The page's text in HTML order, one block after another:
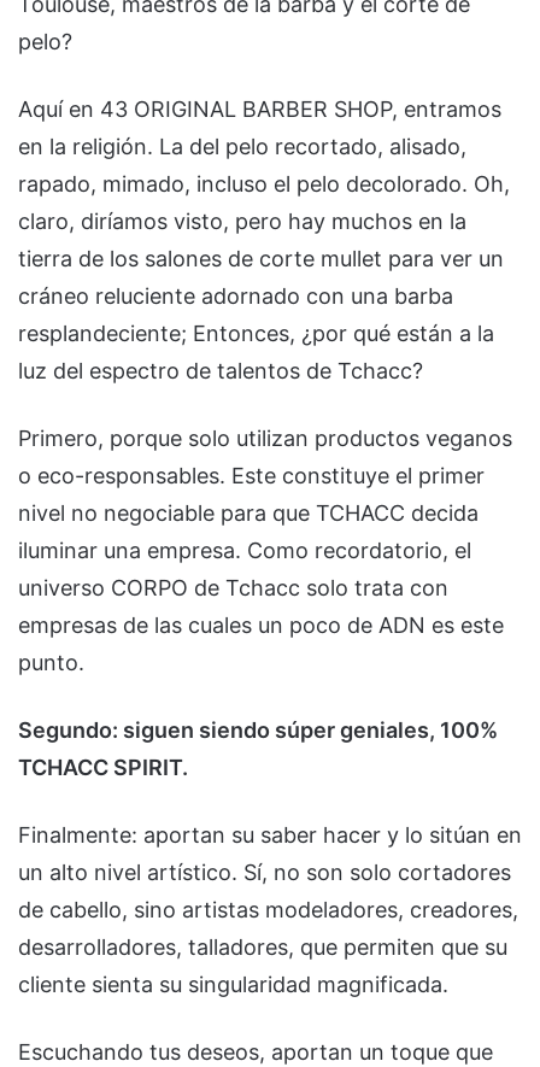
pelo?
Aquí en 43 ORIGINAL BARBER SHOP, entramos
en la religión. La del pelo recortado, alisado,
rapado, mimado, incluso el pelo decolorado. Oh,
claro, diríamos visto, pero hay muchos en la
tierra de los salones de corte mullet para ver un
cráneo reluciente adornado con una barba
resplandeciente; Entonces, ¿por qué están a la
luz del espectro de talentos de Tchacc?
Primero, porque solo utilizan productos veganos
o eco-responsables. Este constituye el primer
nivel no negociable para que TCHACC decida
iluminar una empresa. Como recordatorio, el
universo CORPO de Tchacc solo trata con
empresas de las cuales un poco de ADN es este
punto.
Segundo: siguen siendo súper geniales, 100%
TCHACC SPIRIT.
Finalmente: aportan su saber hacer y lo sitúan en
un alto nivel artístico. Sí, no son solo cortadores
de cabello, sino artistas modeladores, creadores,
desarrolladores, talladores, que permiten que su
cliente sienta su singularidad magnificada.
Escuchando tus deseos, aportan un toque que